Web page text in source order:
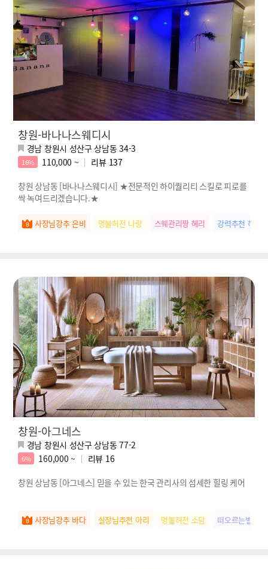
창원-바나나스웨디시
경남 창원시 성산구 상남동 34-3
16% 110,000 ~ 리뷰 137
창원 상남동 [바나나스웨디시] ★전문적인 하이퀄리티 스킬로 피로를
싹 녹여드리겠습니다.★
사장님강추 은비 명불허전 나랑 스웨관리짱 혜리 강력추천 하린
창원-아그네스
경남 창원시 성산구 상남동 77-2
6% 160,000 ~ 리뷰 16
창원 상남동 [아그네스] 믿을 수 있는 한국 관리사의 섬세한 힐링 케어
사장님강추 바다 실장님추천 아리 명불허전 소담 떠오르는별 아린